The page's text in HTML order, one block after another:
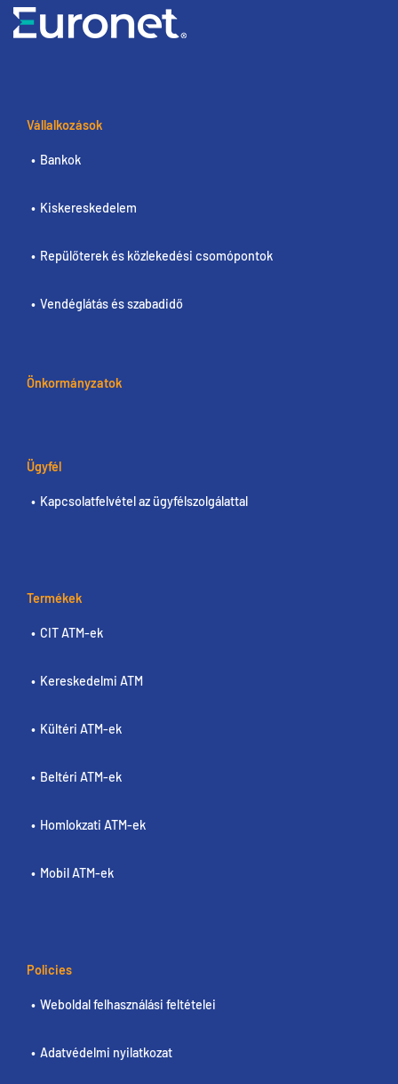
Vállalkozások
Bankok
Kiskereskedelem
Repülőterek és közlekedési csomópontok
Vendéglátás és szabadidő
Önkormányzatok
Ügyfél
Kapcsolatfelvétel az ügyfélszolgálattal
Termékek
CIT ATM-ek
Kereskedelmi ATM
Kültéri ATM-ek
Beltéri ATM-ek
Homlokzati ATM-ek
Mobil ATM-ek
Policies
Weboldal felhasználási feltételei
Adatvédelmi nyilatkozat